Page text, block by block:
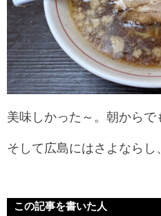
美味しかった～。朝からで
そして広島にはさよなら
この記事を書いた人